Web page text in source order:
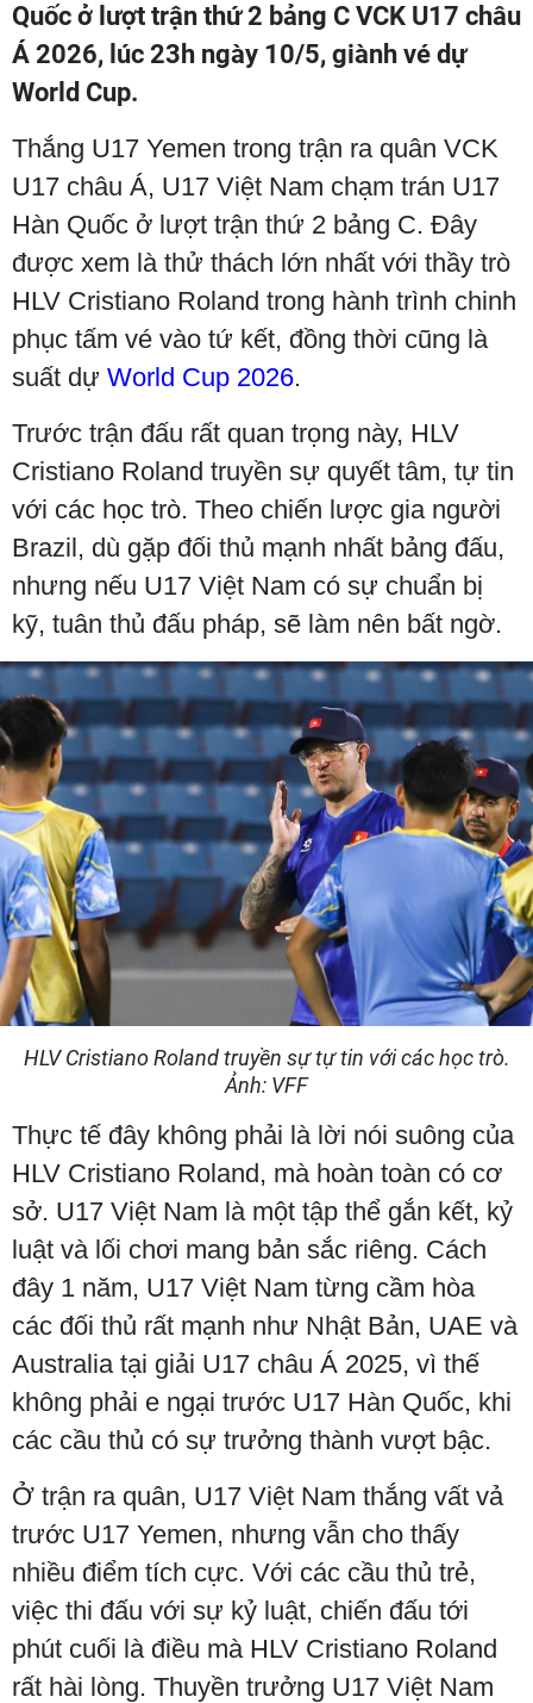
Quốc ở lượt trận thứ 2 bảng C VCK U17 châu
Á 2026, lúc 23h ngày 10/5, giành vé dự
World Cup.
Thắng U17 Yemen trong trận ra quân VCK
U17 châu Á, U17 Việt Nam chạm trán U17
Hàn Quốc ở lượt trận thứ 2 bảng C. Đây
được xem là thử thách lớn nhất với thầy trò
HLV Cristiano Roland trong hành trình chinh
phục tấm vé vào tứ kết, đồng thời cũng là
suất dự World Cup 2026.
Trước trận đấu rất quan trọng này, HLV
Cristiano Roland truyền sự quyết tâm, tự tin
với các học trò. Theo chiến lược gia người
Brazil, dù gặp đối thủ mạnh nhất bảng đấu,
nhưng nếu U17 Việt Nam có sự chuẩn bị
kỹ, tuân thủ đấu pháp, sẽ làm nên bất ngờ.
HLV Cristiano Roland truyền sự tự tin với các học trò.
Ảnh: VFF
Thực tế đây không phải là lời nói suông của
HLV Cristiano Roland, mà hoàn toàn có cơ
sở. U17 Việt Nam là một tập thể gắn kết, kỷ
luật và lối chơi mang bản sắc riêng. Cách
đây 1 năm, U17 Việt Nam từng cầm hòa
các đối thủ rất mạnh như Nhật Bản, UAE và
Australia tại giải U17 châu Á 2025, vì thế
không phải e ngại trước U17 Hàn Quốc, khi
các cầu thủ có sự trưởng thành vượt bậc.
Ở trận ra quân, U17 Việt Nam thắng vất vả
trước U17 Yemen, nhưng vẫn cho thấy
nhiều điểm tích cực. Với các cầu thủ trẻ,
việc thi đấu với sự kỷ luật, chiến đấu tới
phút cuối là điều mà HLV Cristiano Roland
rất hài lòng. Thuyền trưởng U17 Việt Nam